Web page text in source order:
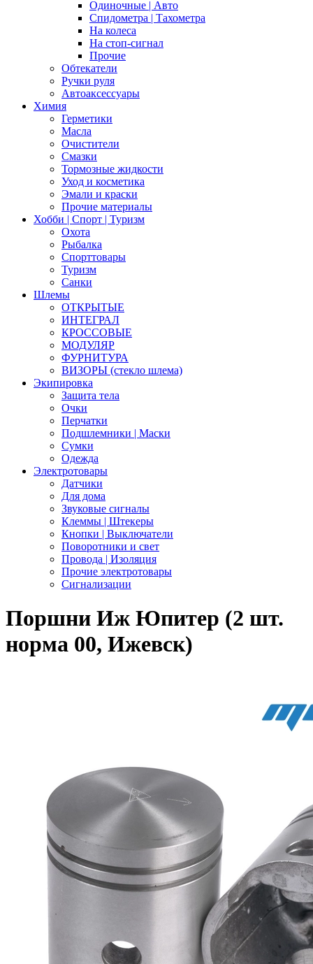
Одиночные | Авто
Спидометра | Тахометра
На колеса
На стоп-сигнал
Прочие
Обтекатели
Ручки руля
Автоаксессуары
Химия
Герметики
Масла
Очистители
Смазки
Тормозные жидкости
Уход и косметика
Эмали и краски
Прочие материалы
Хобби | Cпорт | Туризм
Охота
Рыбалка
Спорттовары
Туризм
Санки
Шлемы
ОТКРЫТЫЕ
ИНТЕГРАЛ
КРОССОВЫЕ
МОДУЛЯР
ФУРНИТУРА
ВИЗОРЫ (стекло шлема)
Экипировка
Защита тела
Очки
Перчатки
Подшлемники | Маски
Сумки
Одежда
Электротовары
Датчики
Для дома
Звуковые сигналы
Клеммы | Штекеры
Кнопки | Выключатели
Поворотники и свет
Провода | Изоляция
Прочие электротовары
Сигнализации
Поршни Иж Юпитер (2 шт.
норма 00, Ижевск)